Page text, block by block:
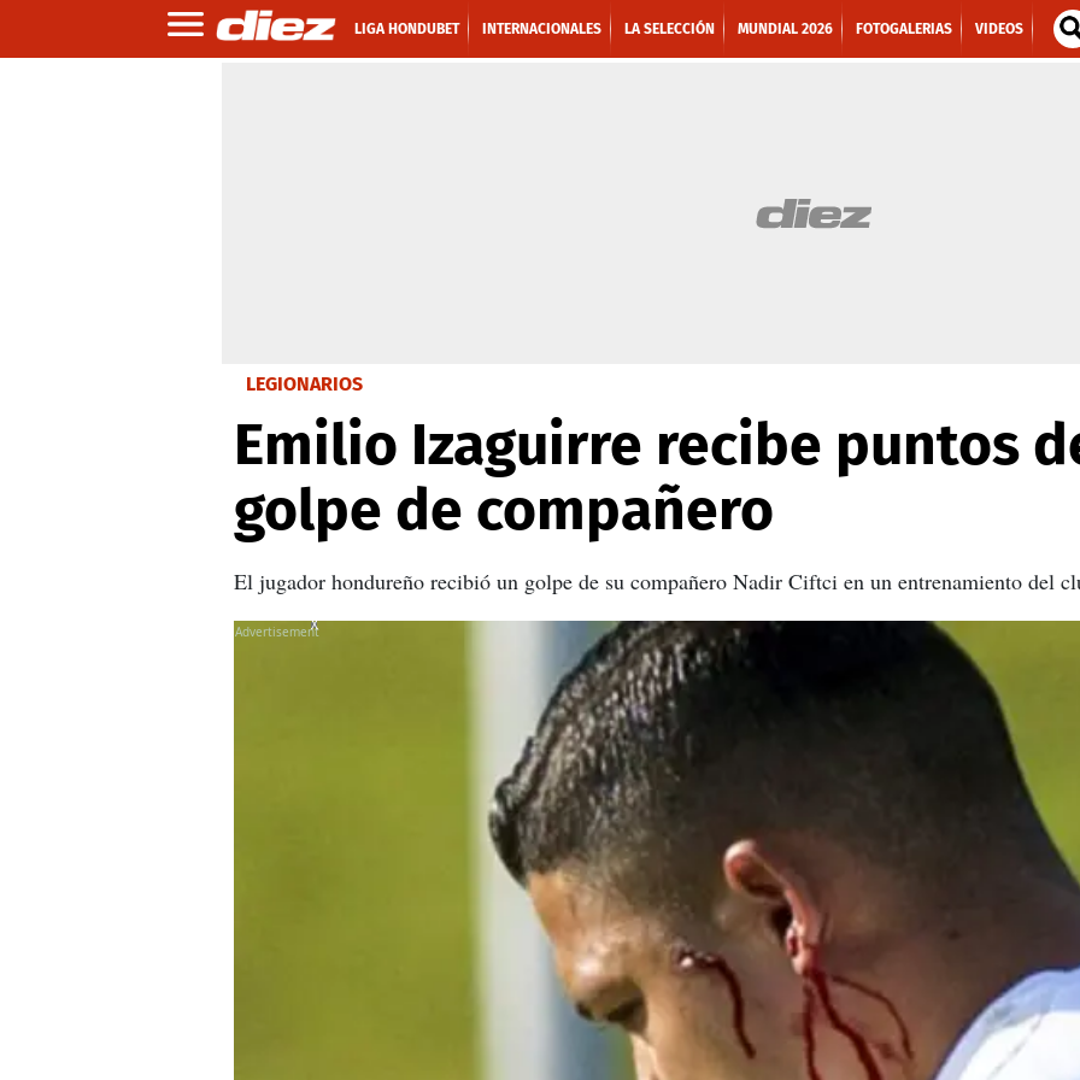
LIGA HONDUBET INTERNACIONALES LA SELECCIÓN MUNDIAL 2026 FOTOGALERIAS VIDEOS
LEGIONARIOS
Emilio Izaguirre recibe puntos
golpe de compañero
El jugador hondureño recibió un golpe de su compañero Nadir Ciftci en un entrenamiento del
X
X